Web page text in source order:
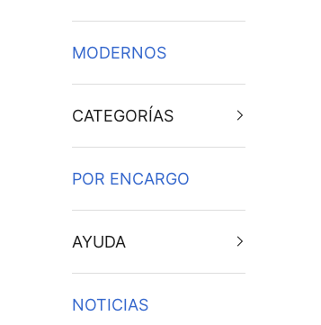
MODERNOS
CATEGORÍAS
POR ENCARGO
AYUDA
NOTICIAS